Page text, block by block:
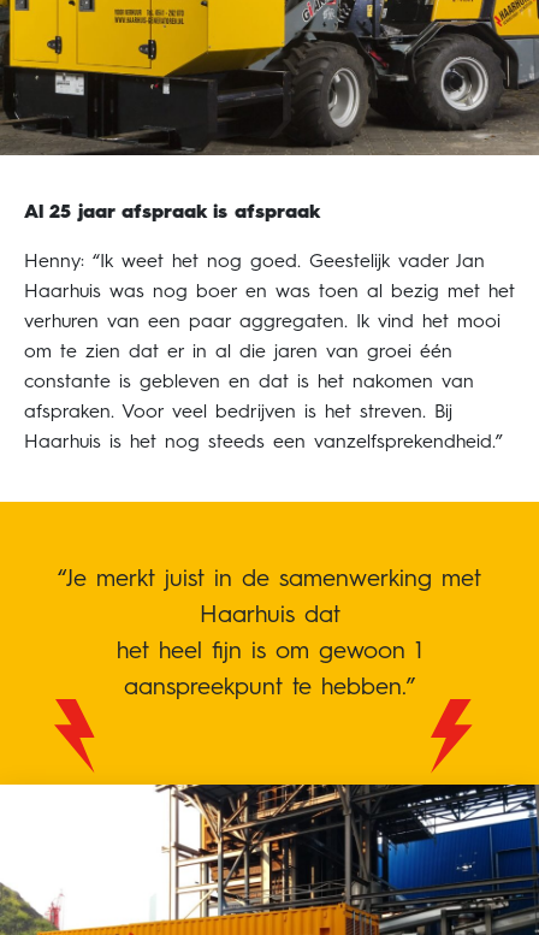
Al 25 jaar afspraak is afspraak
Henny: “Ik weet het nog goed. Geestelijk vader Jan
Haarhuis was nog boer en was toen al bezig met het
verhuren van een paar aggregaten. Ik vind het mooi
om te zien dat er in al die jaren van groei één
constante is gebleven en dat is het nakomen van
afspraken. Voor veel bedrijven is het streven. Bij
Haarhuis is het nog steeds een vanzelfsprekendheid.”
“Je merkt juist in de samenwerking met
Haarhuis dat
het heel fijn is om gewoon 1
aanspreekpunt te hebben.”